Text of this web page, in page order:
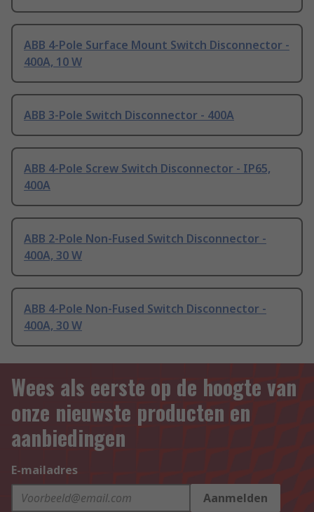
ABB 4-Pole Surface Mount Switch Disconnector -
400A, 10 W
ABB 3-Pole Switch Disconnector - 400A
ABB 4-Pole Screw Switch Disconnector - IP65,
400A
ABB 2-Pole Non-Fused Switch Disconnector -
400A, 30 W
ABB 4-Pole Non-Fused Switch Disconnector -
400A, 30 W
Wees als eerste op de hoogte van
onze nieuwste producten en
aanbiedingen
E-mailadres
Aanmelden